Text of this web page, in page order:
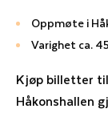
Oppmøte i
Varighet ca.
Kjøp billetter
Håkonshallen